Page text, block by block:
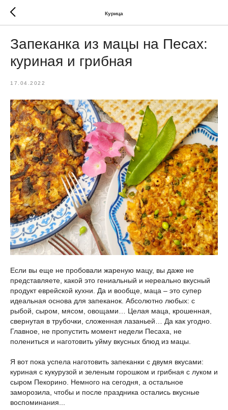
Курица
Запеканка из мацы на Песах:
куриная и грибная
17.04.2022
Если вы еще не пробовали жареную мацу, вы даже не
представляете, какой это гениальный и нереально вкусный
продукт еврейской кухни. Да и вообще, маца – это супер
идеальная основа для запеканок. Абсолютно любых: с
рыбой, сыром, мясом, овощами… Целая маца, крошенная,
свернутая в трубочки, сложенная лазаньей… Да как угодно.
Главное, не пропустить момент недели Песаха, не
полениться и наготовить уйму вкусных блюд из мацы.
Я вот пока успела наготовить запеканки с двумя вкусами:
куриная с кукурузой и зеленым горошком и грибная с луком и
сыром Пекорино. Немного на сегодня, а остальное
заморозила, чтобы и после праздника остались вкусные
воспоминания...